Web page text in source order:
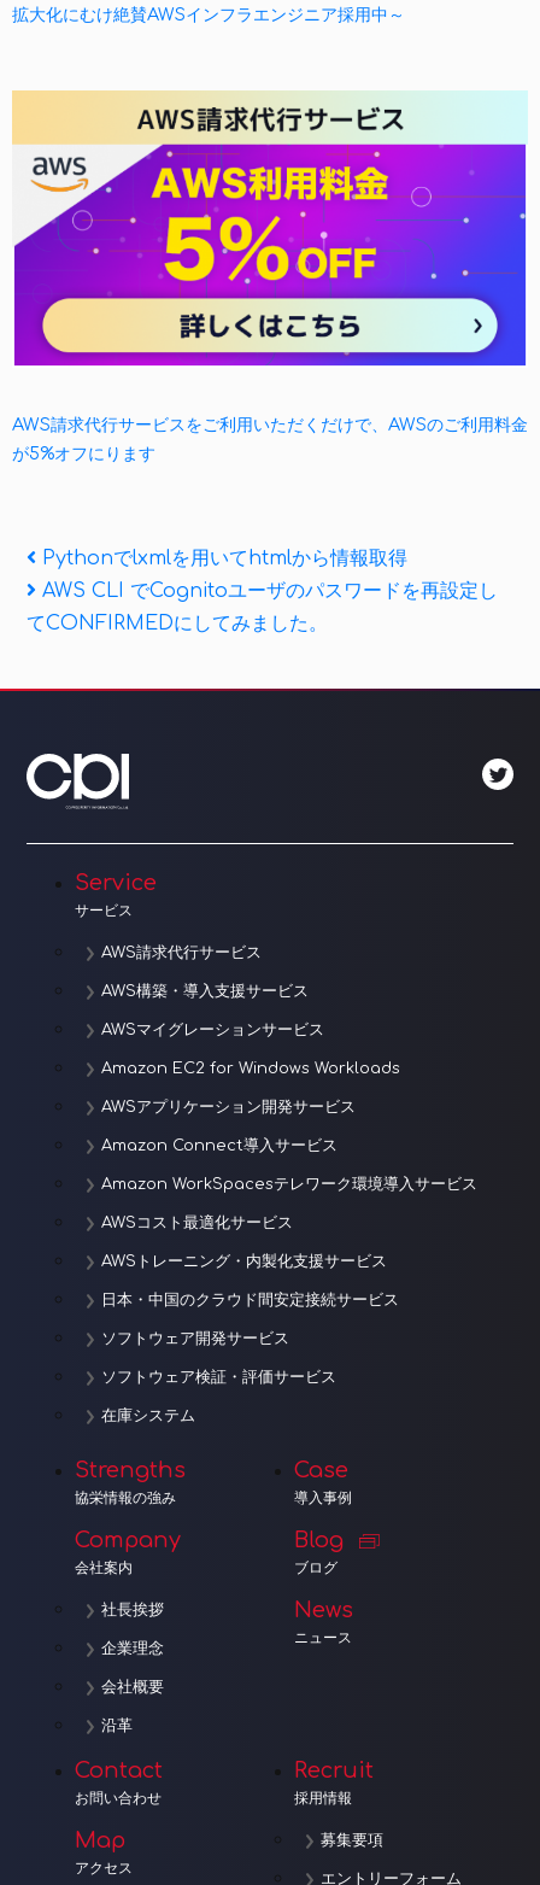
拡大化にむけ絶賛AWSインフラエンジニア採用中～
AWS請求代行サービスをご利用いただくだけで、AWSのご利用料金
が5%オフにります
投
稿
ビ
ゲ
ー
シ
ョ
Previous
Post
Pythonでlxmlを用いてhtmlから情報取得
Next
Post
AWS CLI でCognitoユーザのパスワードを再設定し
てCONFIRMEDにしてみました。
Service
サービス
AWS請求代行サービス
AWS構築・導入支援サービス
AWSマイグレーションサービス
Amazon EC2 for Windows Workloads
AWSアプリケーション開発サービス
Amazon Connect導入サービス
Amazon WorkSpacesテレワーク環境導入サービス
AWSコスト最適化サービス
AWSトレーニング・内製化支援サービス
日本・中国のクラウド間安定接続サービス
ソフトウェア開発サービス
ソフトウェア検証・評価サービス
在庫システム
Strengths
協栄情報の強み
Company
会社案内
社長挨拶
企業理念
会社概要
沿革
Case
導入事例
Blog
ブログ
News
ニュース
Contact
お問い合わせ
Map
アクセス
Recruit
採用情報
募集要項
エントリーフォーム